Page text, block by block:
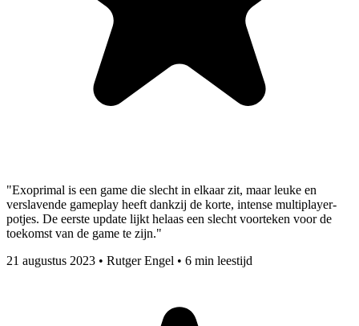
"Exoprimal is een game die slecht in elkaar zit, maar leuke en
verslavende gameplay heeft dankzij de korte, intense multiplayer-
potjes. De eerste update lijkt helaas een slecht voorteken voor de
toekomst van de game te zijn."
21 augustus 2023 • Rutger Engel • 6 min leestijd